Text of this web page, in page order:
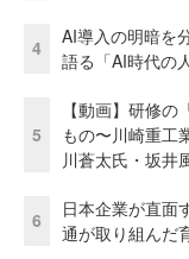
4
AI導入の明暗を
語る「AI時代の
5
【動画】研修
もの〜川崎重工
川蒼太氏・坂井
6
日本企業が直
通が取り組んだ